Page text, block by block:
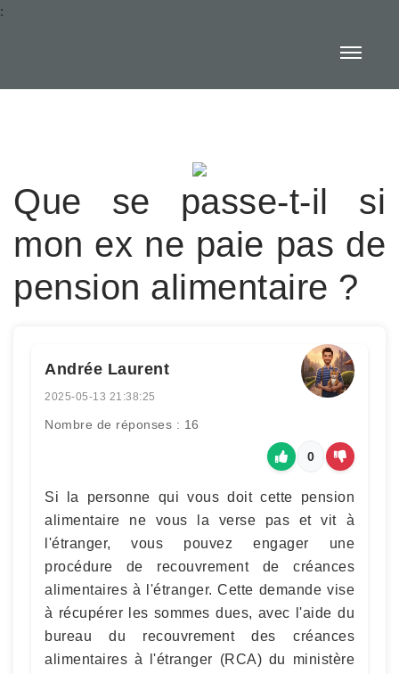
:
Que se passe-t-il si
mon ex ne paie pas de
pension alimentaire ?
Andrée Laurent
2025-05-13 21:38:25
Nombre de réponses : 16
0
Si la personne qui vous doit cette pension
alimentaire ne vous la verse pas et vit à
l'étranger, vous pouvez engager une
procédure de recouvrement de créances
alimentaires à l'étranger. Cette demande vise
à récupérer les sommes dues, avec l'aide du
bureau du recouvrement des créances
alimentaires à l'étranger (RCA) du ministère